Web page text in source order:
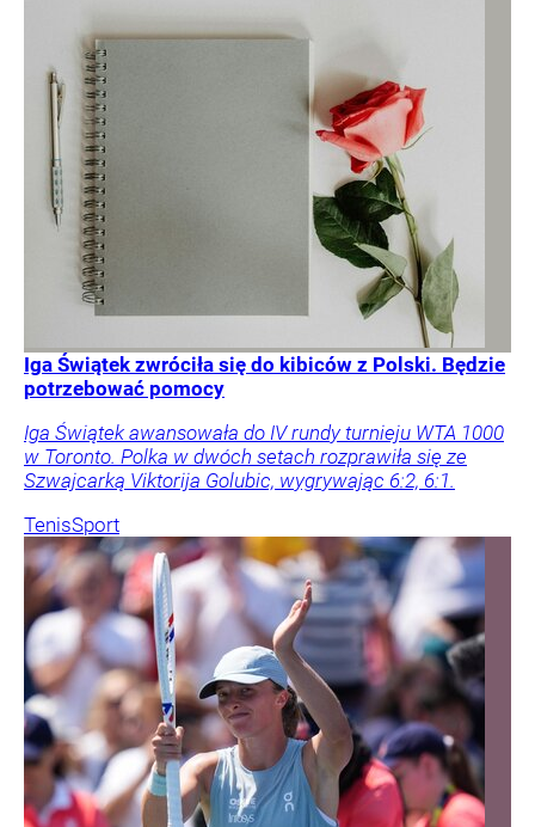
Iga Świątek zwróciła się do kibiców z Polski. Będzie
potrzebować pomocy
Iga Świątek awansowała do IV rundy turnieju WTA 1000
w Toronto. Polka w dwóch setach rozprawiła się ze
Szwajcarką Viktorija Golubic, wygrywając 6:2, 6:1.
TenisSport